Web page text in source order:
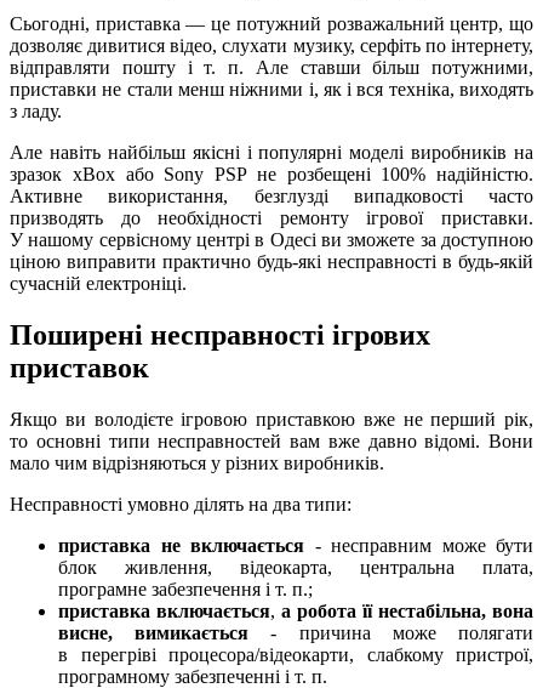
Сьогодні, приставка — це потужний розважальний центр, що
дозволяє дивитися відео, слухати музику, серфіть по інтернету,
відправляти пошту і т. п. Але ставши більш потужними,
приставки не стали менш ніжними і, як і вся техніка, виходять
з ладу.
Але навіть найбільш якісні і популярні моделі виробників на
зразок xBox або Sony PSP не розбещені 100% надійністю.
Активне використання, безглузді випадковості часто
призводять до необхідності ремонту ігрової приставки.
У нашому сервісному центрі в Одесі ви зможете за доступною
ціною виправити практично будь-які несправності в будь-якій
сучасній електроніці.
Поширені несправності ігрових
приставок
Якщо ви володієте ігровою приставкою вже не перший рік,
то основні типи несправностей вам вже давно відомі. Вони
мало чим відрізняються у різних виробників.
Несправності умовно ділять на два типи:
приставка не включається - несправним може бути
блок живлення, відеокарта, центральна плата,
програмне забезпечення і т. п.;
приставка включається, а робота її нестабільна, вона
висне, вимикається-
причина може полягати
в перегріві процесора/відеокарти, слабкому пристрої,
програмному забезпеченні і т. п.